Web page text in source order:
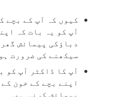
کیوں کہ آپ کے بچے
آپ کو یہ بات کہ
دباؤکی پیمائش
سیکھنے کی ضرورت
آپ کا ڈاکٹر آپ کو
اپنے بچے کے خون
پیمائش کرنی ہے۔